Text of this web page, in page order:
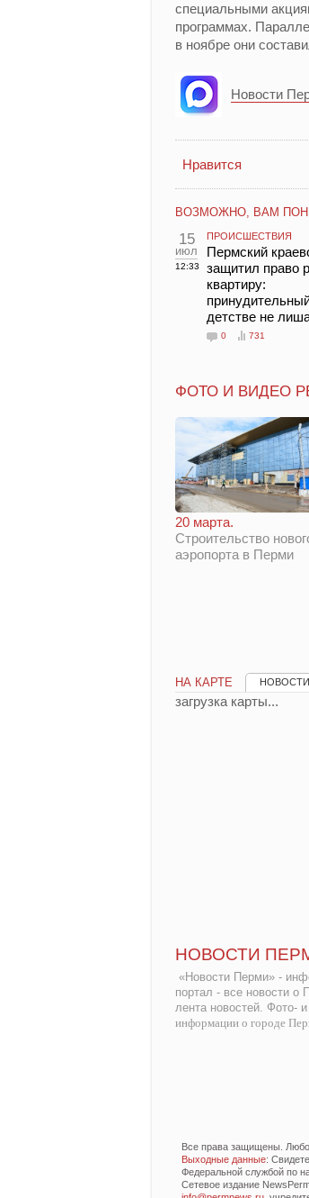
специальными
программах.
в ноябре они
Новости
Нравится
ВОЗМОЖНО, ВАМ
15
июл
12:33
ПРОИСШЕСТВИЯ
Пермский
защитил право
квартиру:
детстве не
0 731
ФОТО И ВИДЕО
20 марта.
Строительство
аэропорта в Перми
НА КАРТЕ НОВОСТИ
загрузка карты...
НОВОСТИ
«Новости Перми» -
портал - все новости о
лента новостей. Фото- и
информации о городе
Все права защищены.
Выходные данные:
Федеральной службой по
Сетевое издание